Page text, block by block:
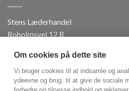
Stens Læderhandel
Roholmsvej 12 R
Tlf. +45 3871 7188
CVR: 41 18 83 67
Om cookies på dette site
Vi bruger cookies til at indsamle og
ydeevne og brug, til at give de sociale